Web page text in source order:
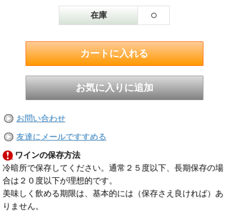
在庫 ○
お問い合わせ
友達にメールですすめる
ワインの保存方法
冷暗所で保存してください。通常２５度以下、長期保存の場
合は２０度以下が理想的です。
美味しく飲める期限は、基本的には（保存さえ良ければ）あ
りません。